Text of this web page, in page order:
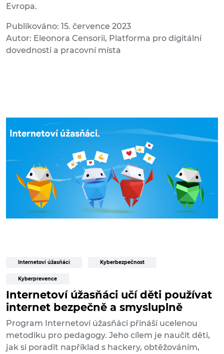
Evropa.
Publikováno: 15. července 2023
Autor: Eleonora Censorii, Platforma pro digitální
dovednosti a pracovní místa
Internetoví úžasňáci Kyberbezpečnost
Kyberprevence
Internetoví úžasňáci učí děti používat
internet bezpečně a smysluplně
Program Internetoví úžasňáci přináší ucelenou
metodiku pro pedagogy. Jeho cílem je naučit děti,
jak si poradit například s hackery, obtěžováním,